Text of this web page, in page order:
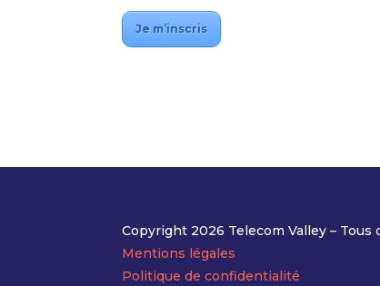
Je m’inscris
Copyright 2026 Telecom Valley – Tous
Mentions légales
Politique de confidentialité